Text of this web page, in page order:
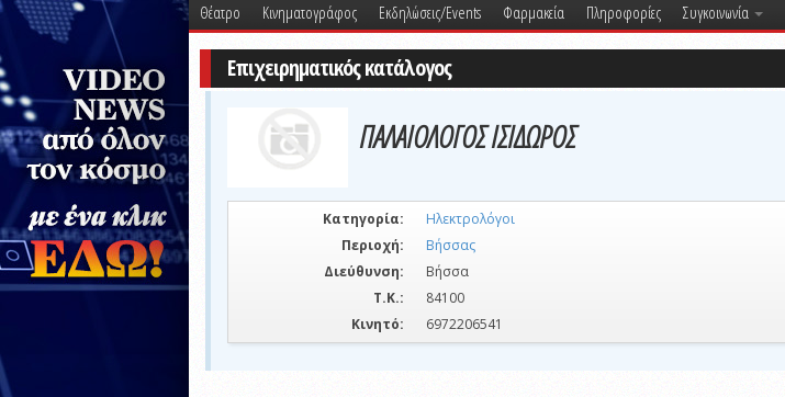
Θέατρο Κινηματογράφος Εκδηλώσεις/Events Φαρμακεία Πληροφορίες Συγκοινωνία
Επιχειρηματικός κατάλογος
ΠΑΛΑΙΟΛΟΓΟΣ ΙΣΙΔΩΡΟΣ
Κατηγορία:
Ηλεκτρολόγοι
Περιοχή:
Βήσσας
Διεύθυνση:
Βήσσα
Τ.Κ.:
84100
Κινητό:
6972206541